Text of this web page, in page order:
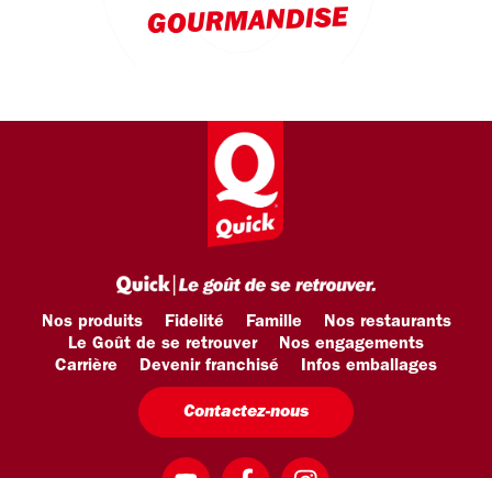
GOURMANDISE
Nos produits Fidelité Famille
Nos restaurants
Le Goût de se retrouver
Nos engagements
Carrière
Devenir franchisé Infos emballages
Contactez-nous